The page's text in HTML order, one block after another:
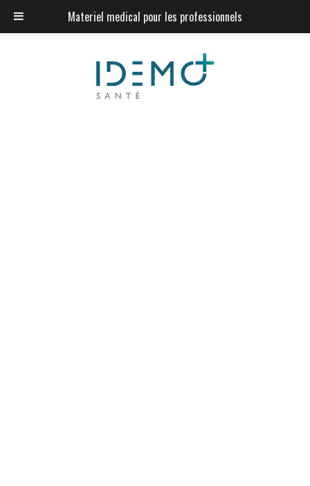
Materiel medical pour les professionnels